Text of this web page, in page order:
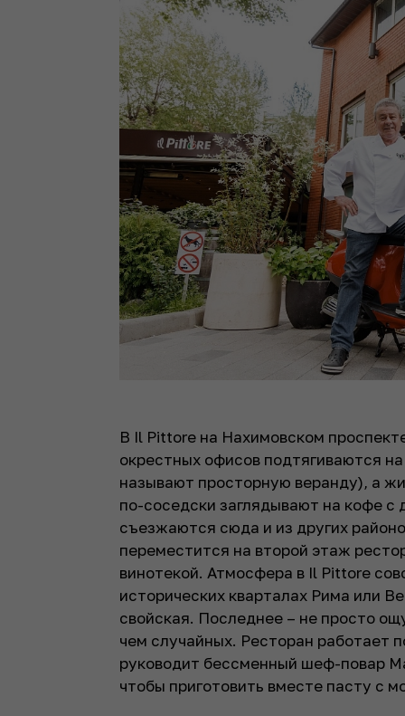
В Il Pittore на Нахимовском
окрестных офисов подтягиваются
называют просторную веранду), а
по-соседски заглядывают на кофе
съезжаются сюда и из других
переместится на второй этаж
винотекой. Атмосфера в Il Pittore
исторических кварталах Рима или
свойская. Последнее – не просто
чем случайных. Ресторан работает
руководит бессменный шеф-повар
чтобы приготовить вместе пасту с